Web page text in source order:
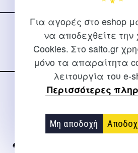
Για αγορές στο eshop
να αποδεχθείτε την
Cookies. Στο salto.gr
μόνο τα απαραίτητα
λειτουργία του e-
Περισσότερες
Μη αποδοχή
Ακολουθήστε
στα social
ΕΠΙΚΟΙΝΩΝΊΑ